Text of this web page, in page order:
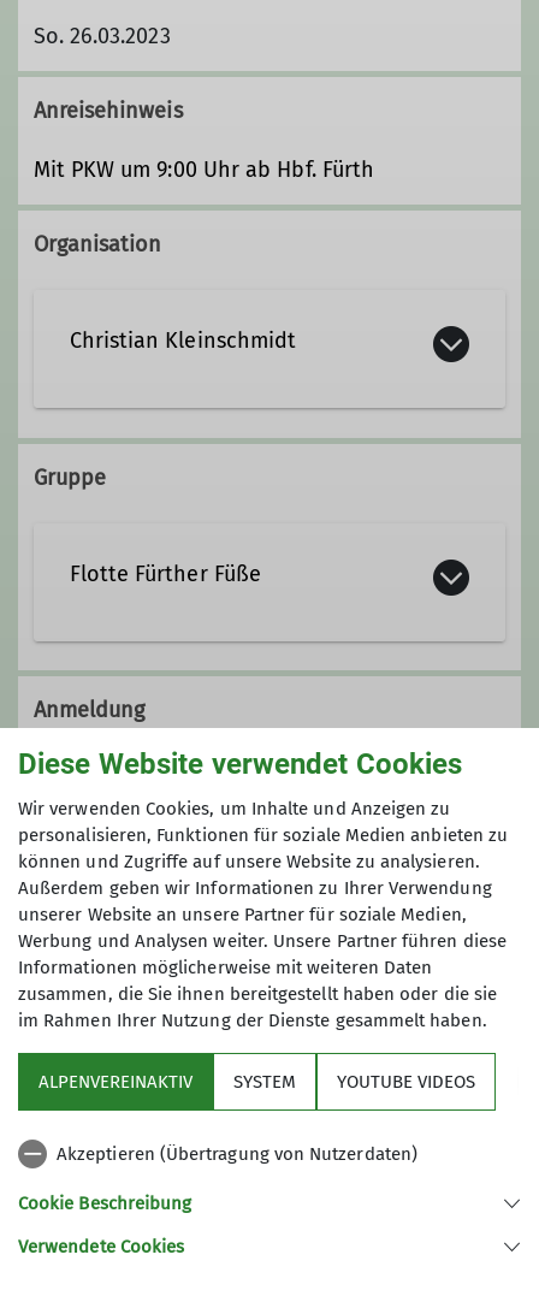
So. 26.03.2023
Anreisehinweis
Mit PKW um 9:00 Uhr ab Hbf. Fürth
Organisation
Christian Kleinschmidt
0178 6456430
Gruppe
Flotte Fürther Füße
DieFlottenFürtherFüße.
Unsere DAV-Gruppe ist nun schon
über 10 Jahre alt und wir haben mehr
als 100 Mitglieder. Wir sind dieFlotten
20-30 km in flottem Tempo, außerdem
gute Laune sowie Schuhe rund um
unsere Füße und zweckmäßige
Kleidung haben und aus Fürth
kommen - die meisten zumindest.
Viele unserer Mitglieder führen
Heimat- und Bergwanderungen von
einfach bis hin zu anspruchsvollen
Klettersteigen durch. Auch mehrtägige
(Berg)touren, Ausflüge mit
Segeltörns sind ab und zu eine
Programm der FFF. Im Winter genießen
wir gerne die Bergwelt abseits der
Anmeldung
SMS 0178 6456430
Christian.DAV-Fuerth@t-online.de
Anmeldung bis
23.03.2023
Sektion
Programm
Diese Website verwendet Cookies
Wir verwenden Cookies, um Inhalte und Anzeigen zu
personalisieren, Funktionen für soziale Medien anbieten zu
können und Zugriffe auf unsere Website zu analysieren.
Außerdem geben wir Informationen zu Ihrer Verwendung
unserer Website an unsere Partner für soziale Medien,
Werbung und Analysen weiter. Unsere Partner führen diese
Informationen möglicherweise mit weiteren Daten
zusammen, die Sie ihnen bereitgestellt haben oder die sie
im Rahmen Ihrer Nutzung der Dienste gesammelt haben.
ALPENVEREINAKTIV SYSTEM YOUTUBE VIDEOS
Akzeptieren (Übertragung von Nutzerdaten)
Cookie Beschreibung
Verwendete Cookies